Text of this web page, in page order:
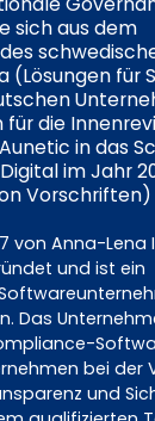
sich aus dem
(Lösungen für
für die
in das
im Jahr
von Anna-Lena
und ist ein
Das
bei der
und